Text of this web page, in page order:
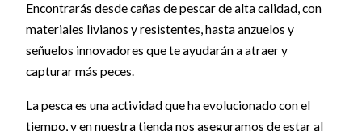
Encontrarás desde cañas de pescar de alta calidad, con
materiales livianos y resistentes, hasta anzuelos y
señuelos innovadores que te ayudarán a atraer y
capturar más peces.
La pesca es una actividad que ha evolucionado con el
tiempo, y en nuestra tienda nos aseguramos de estar al